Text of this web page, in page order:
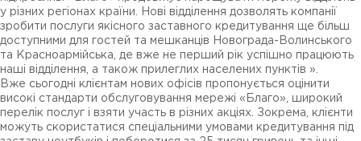
у різних регіонах країни. Нові відділення дозволять компанії
зробити послуги якісного заставного кредитування ще більш
доступними для гостей та мешканців Новограда-Волинського
та Красноармійська, де вже не перший рік успішно працюють
наші відділення, а також прилеглих населених пунктів ».
Вже сьогодні клієнтам нових офісів пропонується оцінити
високі стандарти обслуговування мережі «Благо», широкий
перелік послуг і взяти участь в різних акціях. Зокрема, клієнти
можуть скористатися спеціальними умовами кредитування під